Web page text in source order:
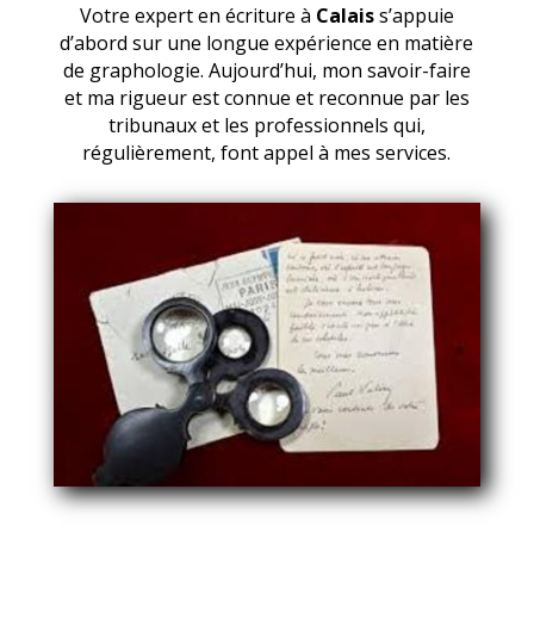
Votre expert en écriture à Calaiss’appuie
d’abord sur une longue expérience en matière
de graphologie. Aujourd’hui, mon savoir-faire
et ma rigueur est connue et reconnue par les
tribunaux et les professionnels qui,
régulièrement, font appel à mes services.